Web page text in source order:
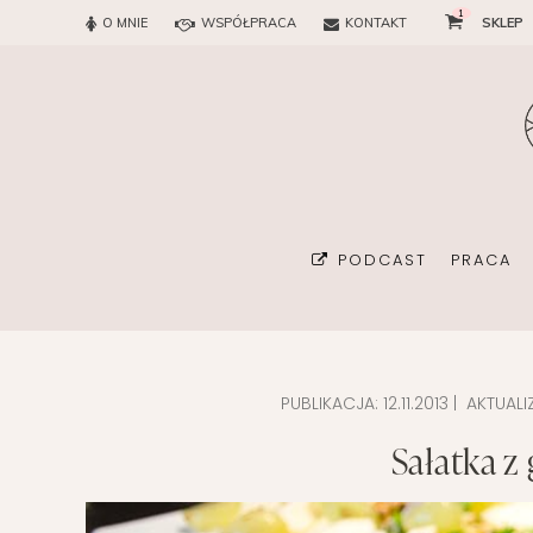
O MNIE WSPÓŁPRACA KONTAKT
1
SKLEP
PODCAST PRACA
BIURO
PUBLIKACJA: 12.11.2013 |
Sałatka